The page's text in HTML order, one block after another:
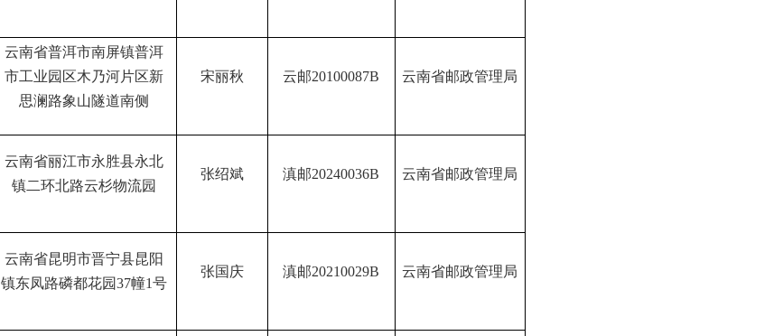
云南省普洱市南屏镇普洱
市工业园区木乃河片区新
思澜路象山隧道南侧
宋丽秋 云邮20100087B 云南省邮政管理局
云南省丽江市永胜县永北
镇二环北路云杉物流园
张绍斌 滇邮20240036B 云南省邮政管理局
云南省昆明市晋宁县昆阳
镇东凤路磷都花园37幢1号
张国庆 滇邮20210029B 云南省邮政管理局